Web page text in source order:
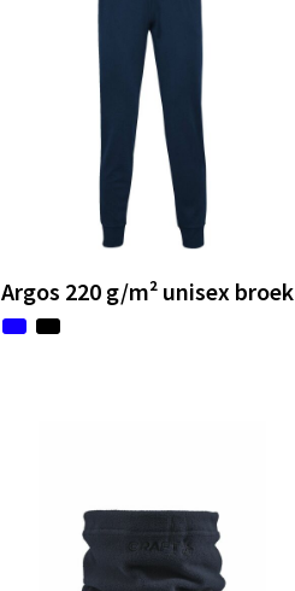
Argos 220 g/m² unisex broek